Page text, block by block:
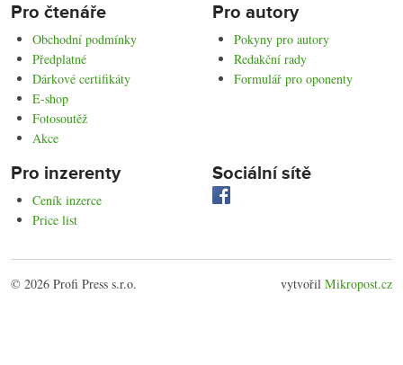
Pro čtenáře
Obchodní podmínky
Předplatné
Dárkové certifikáty
E-shop
Fotosoutěž
Akce
Pro autory
Pokyny pro autory
Redakční rady
Formulář pro oponenty
Pro inzerenty
Ceník inzerce
Price list
Sociální sítě
© 2026 Profi Press s.r.o. vytvořil Mikropost.cz